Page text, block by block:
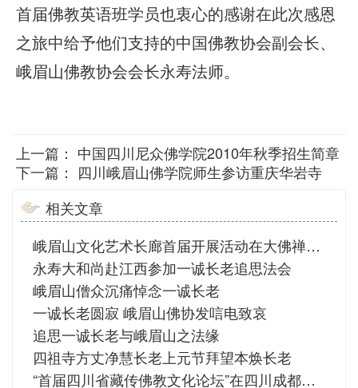
首届佛教英语班学员也衷心的感谢在此次感恩
之旅中给予他们支持的中国佛教协会副会长、
峨眉山佛教协会会长永寿法师。
上一篇： 中国四川尼众佛学院2010年秋季招生简章
下一篇： 四川峨眉山佛学院师生参访重庆华岩寺
相关文章
峨眉山文化艺术长廊首届开展活动在大佛禅院举行
永寿大和尚赴江西参加一诚长老追思法会
峨眉山僧众沉痛悼念一诚长老
一诚长老圆寂 峨眉山佛协发唁电致哀
追思一诚长老与峨眉山之法缘
四祖寺方丈净慧长老上元节拜望本焕长老
“首届四川省藏传佛教文化论坛”在四川成都隆重召开